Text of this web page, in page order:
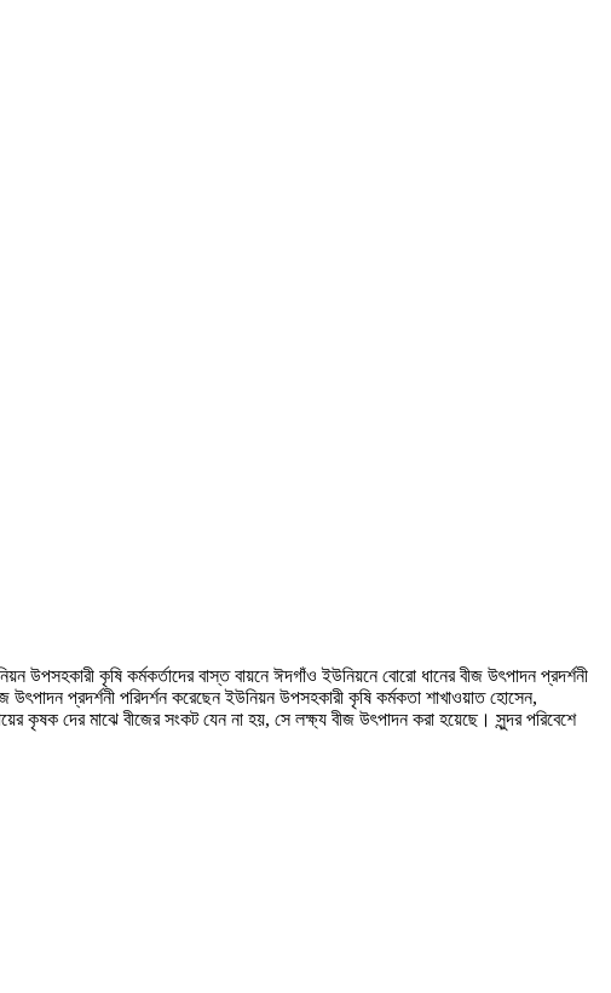
কৃষি কর্মকর্তাদের বাস্ত বায়নে ঈদগাঁও ইউনিয়নে বোরো ধানের বীজ উৎপাদন প্রদর্শনী
প্রদর্শনী পরিদর্শন করেছেন ইউনিয়ন উপসহকারী কৃষি কর্মকতা শাখাওয়াত হোসেন,
কৃষক দের মাঝে বীজের সংকট যেন না হয়, সে লক্ষ্য বীজ উৎপাদন করা হয়েছে। সুন্দর পরিবেশে